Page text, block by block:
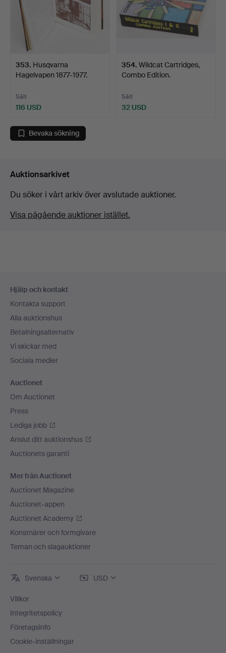
353. Husqvarna
Hagelvapen 1877-1977.
Sålt
116 USD
354. Wildcat Cartridges,
Combo Edition.
Sålt
32 USD
Bevaka sökning
Auktionsarkivet
Du söker i vårt arkiv över avslutade auktioner.
Visa pågående auktioner istället.
Hjälp och kontakt
Kontakta support
Alla auktionshus
Betalningsalternativ
Vi skickar med
Sociala medier
Auctionet
Om Auctionet
Press
Lediga jobb
Anslut ditt auktionshus
Auctionets garanti
Mer från Auctionet
Auctionet Magazine
Auctionet-appen
Auctionet Academy
Konstnärer och formgivare
Teman och slagauktioner
Svenska USD
Villkor
Integritetspolicy
Företagsinfo
Cookie-inställningar